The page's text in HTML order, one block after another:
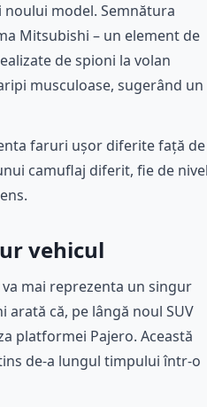
model. Semnătura
Mitsubishi – un element de
de spioni la volan
musculoase, sugerând un
faruri ușor diferite față de
camuflaj diferit, fie de
vehicul
mai reprezenta un singur
că, pe lângă noul SUV
platformei Pajero. Această
de-a lungul timpului într-o